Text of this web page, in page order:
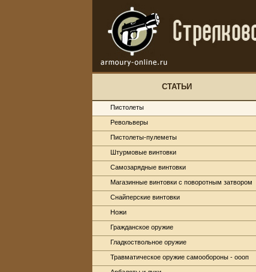
СТАТЬИ
Пистолеты
Револьверы
Пистолеты-пулеметы
Штурмовые винтовки
Самозарядные винтовки
Магазинные винтовки с поворотным затвором
Снайперские винтовки
Ножи
Гражданское оружие
Гладкоствольное оружие
Травматическое оружие самообороны - оооп